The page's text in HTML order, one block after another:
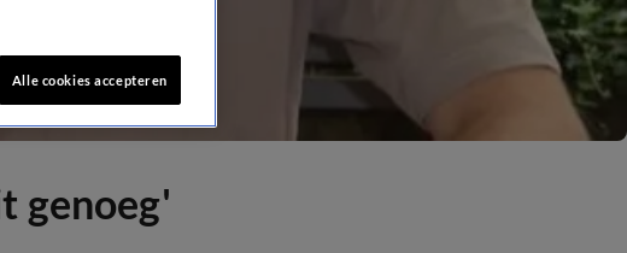
genoeg'
Alle cookies accepteren